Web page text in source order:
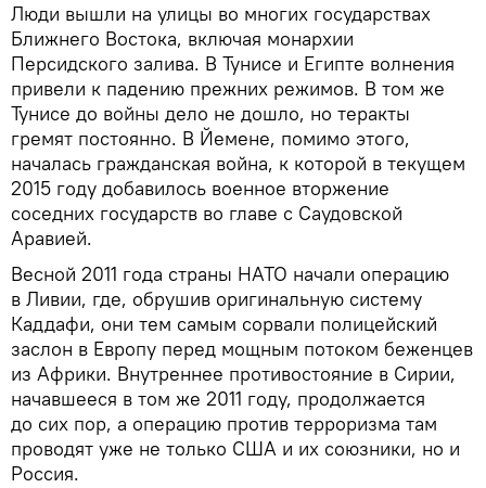
Люди вышли на улицы во многих государствах
Ближнего Востока, включая монархии
Персидского залива. В Тунисе и Египте волнения
привели к падению прежних режимов. В том же
Тунисе до войны дело не дошло, но теракты
гремят постоянно. В Йемене, помимо этого,
началась гражданская война, к которой в текущем
2015 году добавилось военное вторжение
соседних государств во главе с Саудовской
Аравией.
Весной 2011 года страны НАТО начали операцию
в Ливии, где, обрушив оригинальную систему
Каддафи, они тем самым сорвали полицейский
заслон в Европу перед мощным потоком беженцев
из Африки. Внутреннее противостояние в Сирии,
начавшееся в том же 2011 году, продолжается
до сих пор, а операцию против терроризма там
проводят уже не только США и их союзники, но и
Россия.